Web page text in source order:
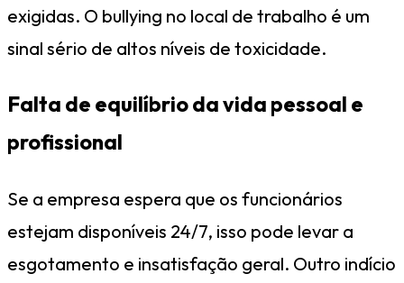
exigidas. O bullying no local de trabalho é um
sinal sério de altos níveis de toxicidade.
Falta de equilíbrio da vida pessoal e
profissional
Se a empresa espera que os funcionários
estejam disponíveis 24/7, isso pode levar a
esgotamento e insatisfação geral. Outro indício